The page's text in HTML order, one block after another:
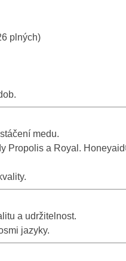
plných)
medu.
Propolis a Royal.
a udržitelnost.
jazyky.